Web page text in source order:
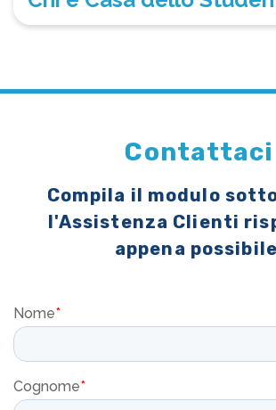
Contattaci
Compila il modulo
l'Assistenza Clienti
appena